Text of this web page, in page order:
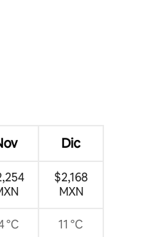
evaluaciones
Dic
$2,168
MXN
°C 11 °C